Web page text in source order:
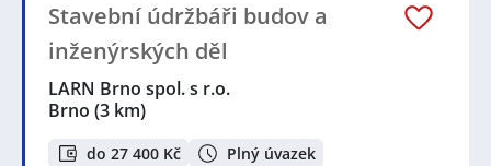
Stavební údržbáři budov a
inženýrských děl
LARN Brno spol. s r.o.
Brno (3 km)
do 27 400 Kč
Plný úvazek